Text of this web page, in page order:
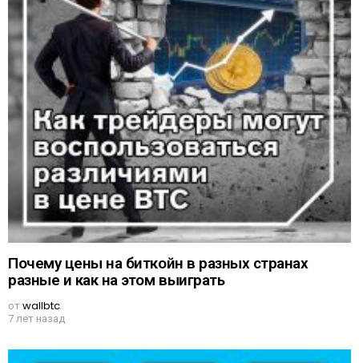
Почему цены на биткойн в разных странах
разные и как на этом выиграть
отwallbtc
7 лет назад